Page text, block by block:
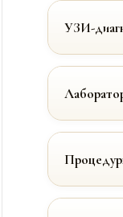
УЗИ-